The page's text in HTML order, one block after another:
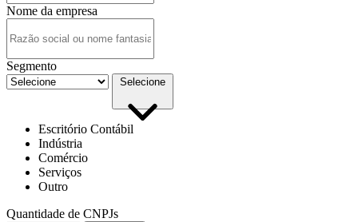
Nome da empresa
Segmento
Selecione
Escritório Contábil
Indústria
Comércio
Serviços
Outro
Quantidade de CNPJs